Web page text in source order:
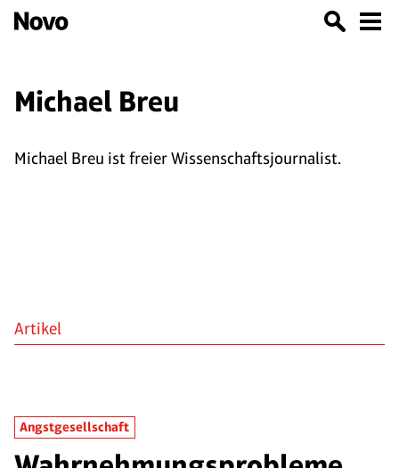
Michael Breu
Michael Breu ist freier Wissenschaftsjournalist.
Artikel
Angstgesellschaft